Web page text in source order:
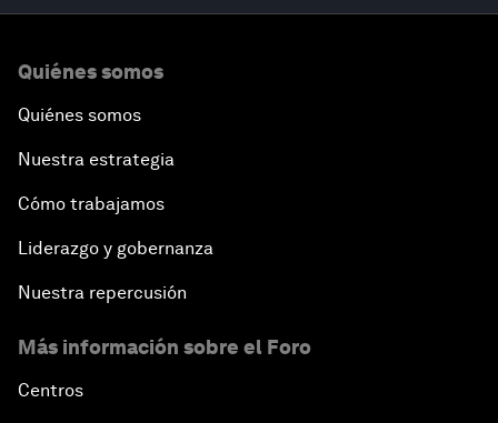
Quiénes somos
Quiénes somos
Nuestra estrategia
Cómo trabajamos
Liderazgo y gobernanza
Nuestra repercusión
Más información sobre el Foro
Centros